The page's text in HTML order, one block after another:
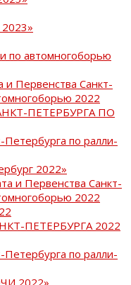
по автомногоборью
Первенства Санкт-
2022
ПЕТЕРБУРГА ПО
Петербурга по ралли-
2022»
и Первенства Санкт-
2022
ПЕТЕРБУРГА 2022
Петербурга по ралли-
2022»